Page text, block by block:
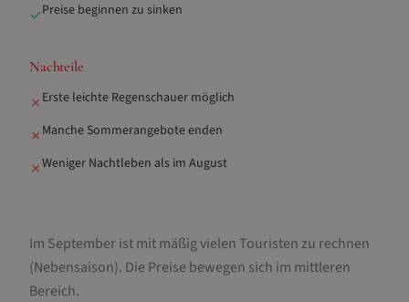
✓Preise beginnen zu sinken
Nachteile
✗ Erste leichte Regenschauer möglich
✗ Manche Sommerangebote enden
✗Weniger Nachtleben als im August
Im September ist mit mäßig vielen Touristen zu rechnen
(Nebensaison). Die Preise bewegen sich im mittleren
Bereich.